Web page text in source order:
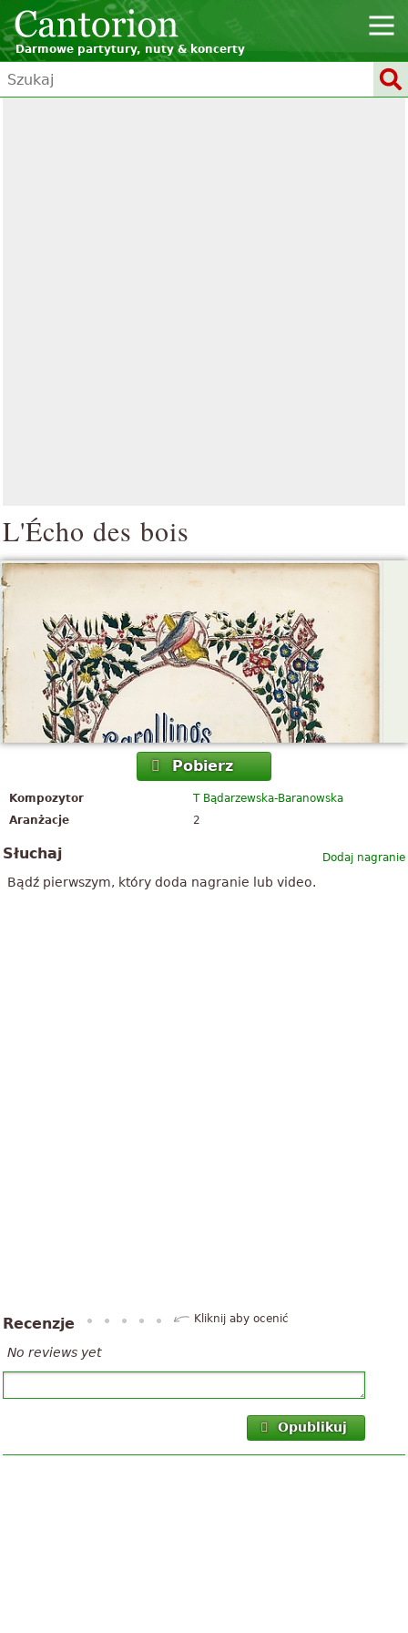
Darmowe partytury, nuty & koncerty
L'Écho des bois
Pobierz
Kompozytor
T Bądarzewska-Baranowska
Aranżacje
2
Dodaj nagranie
Słuchaj
Bądź pierwszym, który doda nagranie lub video.
Recenzje Kliknij aby ocenić
No reviews yet
Opublikuj